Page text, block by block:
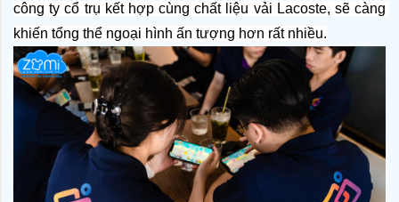
công ty cổ trụ kết hợp cùng chất liệu vải Lacoste, sẽ càng
khiến tổng thể ngoại hình ấn tượng hơn rất nhiều.